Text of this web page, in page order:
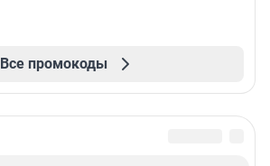
Все промокоды